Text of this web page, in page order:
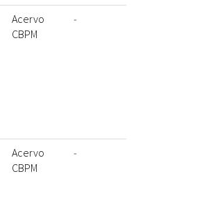
Acervo
CBPM
-
Acervo
CBPM
-